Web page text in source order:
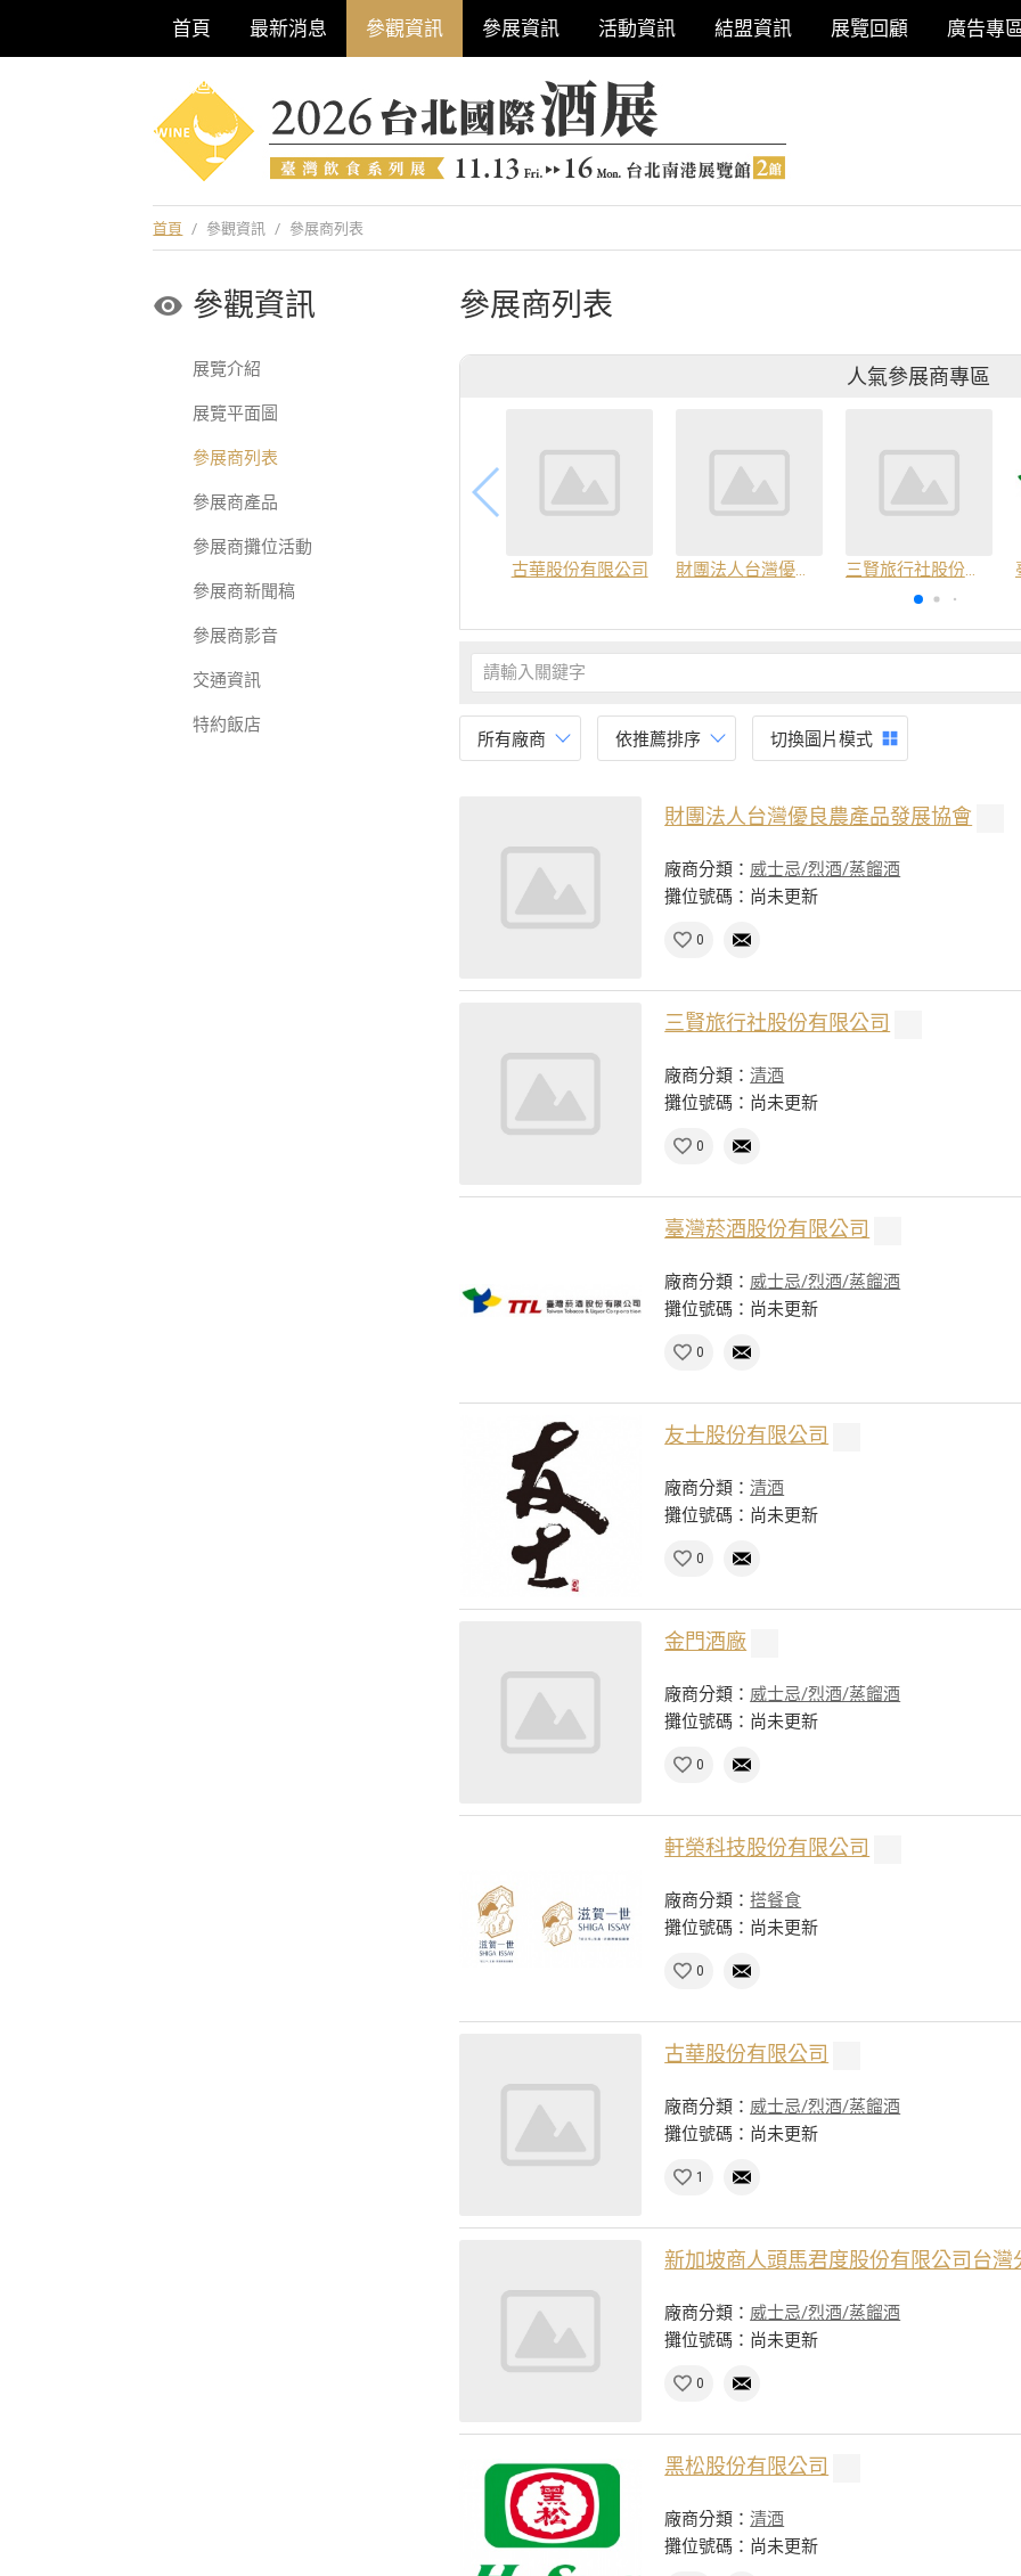
首頁 最新消息 參觀資訊 參展資訊 活動資訊 結盟資訊 展覽回顧 廣告專
巡迴酒展系列
首頁 / 參觀資訊 / 參展商列表
參觀資訊
展覽介紹
展覽平面圖
參展商列表
參展商產品
參展商攤位活動
參展商新聞稿
參展商影音
交通資訊
特約飯店
參展商列表
人氣參展商專區
古華股份有限公司 財團法人台灣優良農產品發展協會 三賢旅行社股份有限公司
所有廠商 依推薦排序 切換圖片模式
財團法人台灣優良農產品發展協會
廠商分類： 威士忌/烈酒/蒸餾酒
攤位號碼：尚未更新
0
三賢旅行社股份有限公司
廠商分類：清酒
攤位號碼：尚未更新
0
臺灣菸酒股份有限公司
廠商分類： 威士忌/烈酒/蒸餾酒
攤位號碼：尚未更新
0
友士股份有限公司
廠商分類：清酒
攤位號碼：尚未更新
0
金門酒廠
廠商分類： 威士忌/烈酒/蒸餾酒
攤位號碼：尚未更新
0
軒榮科技股份有限公司
廠商分類：搭餐食
攤位號碼：尚未更新
0
古華股份有限公司
廠商分類： 威士忌/烈酒/蒸餾酒
攤位號碼：尚未更新
1
新加坡商人頭馬君度股份有限公司台灣
廠商分類： 威士忌/烈酒/蒸餾酒
攤位號碼：尚未更新
0
黑松股份有限公司
廠商分類：清酒
攤位號碼：尚未更新